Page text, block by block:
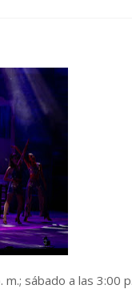
sábado a las 3:00